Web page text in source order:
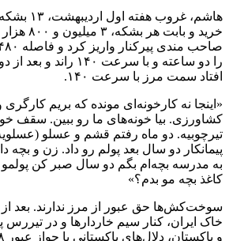
خرید و بابت
را دو ساعته و با سرعت
افتاد سمت مرز با سرعت ۱۴۰.
«اینجا نه کارخونه‌ای مونده که بریم کارگری
کشاورزی. بیا خونه‌های ما رو ببین. سقف
تیرچوبیه. دو ماه رفتم قشم و عسلو
پیمانکار دو سال بعد پولم رو داد. زن و
به مدرسه بچه‌ام بگم دو سال صبر کن پولمو
کاغذ بچه مو بدم؟»
سوخت‌کش‌ها حق عبور از مرز ندارند. بعد از
خاک ایران، کنار سیم خاردار‌ها و در